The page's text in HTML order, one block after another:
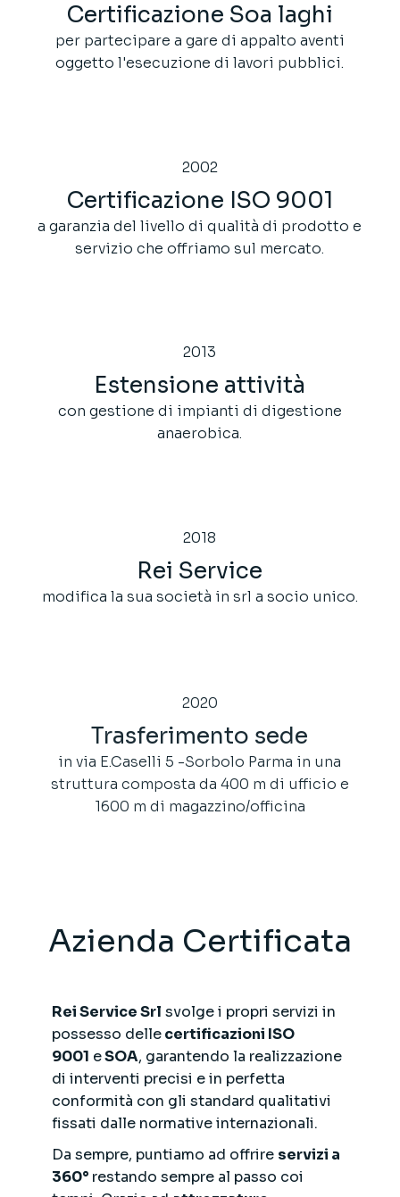
Certificazione Soa laghi
per partecipare a gare di appalto aventi
oggetto l'esecuzione di lavori pubblici.
2002
Certificazione ISO 9001
a garanzia del livello di qualità di prodotto e
servizio che offriamo sul mercato.
2013
Estensione attività
con gestione di impianti di digestione
anaerobica.
2018
Rei Service
modifica la sua società in srl a socio unico.
2020
Trasferimento sede
in via E.Caselli 5 -Sorbolo Parma in una
struttura composta da 400 m di ufficio e
1600 m di magazzino/officina
Azienda Certificata
Rei Service Srl svolge i propri servizi in
possesso dellecertificazioni ISO
9001 eSOA, garantendo la realizzazione
di interventi precisi e in perfetta
conformità con gli standard qualitativi
fissati dalle normative internazionali.
Da sempre, puntiamo ad offrire servizi a
360° restando sempre al passo coi